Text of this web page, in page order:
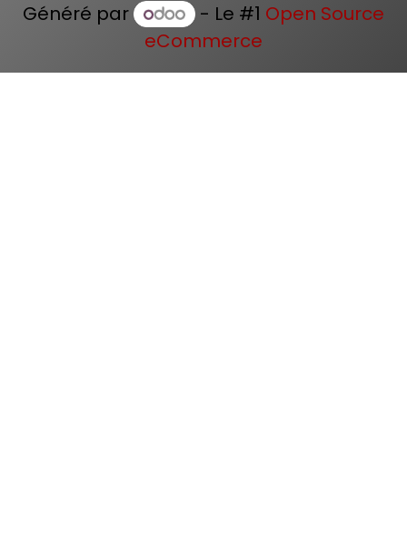
Généré par - Le #1 Open Source
eCommerce